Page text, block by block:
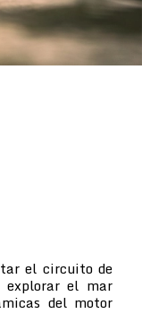
el circuito de
explorar el mar
del motor